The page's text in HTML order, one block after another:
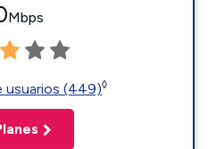
Mbps
usuarios (449)◊